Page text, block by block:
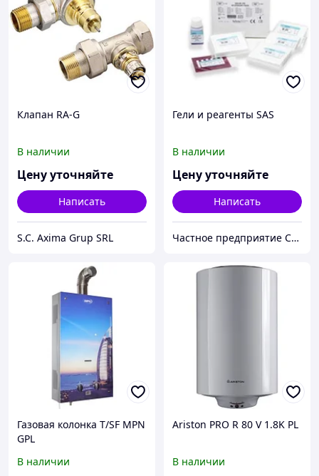
Клапан RA-G
В наличии
Цену уточняйте
Написать
S.C. Axima Grup SRL
Гели и реагенты SAS
В наличии
Цену уточняйте
Написать
Частное предприятие София Мед
Газовая колонка T/SF MPN
GPL
В наличии
Ariston PRO R 80 V 1.8K PL
В наличии